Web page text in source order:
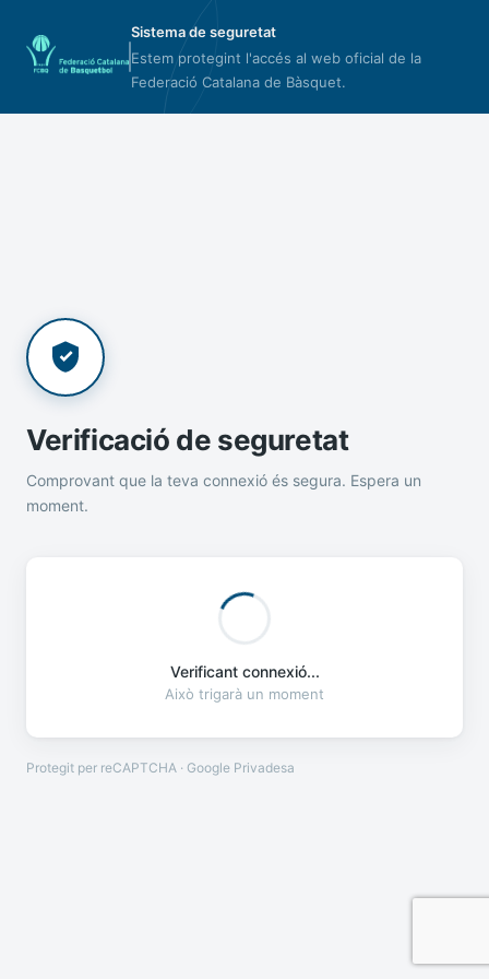
Sistema de seguretat
Estem protegint l'accés al web oficial de la
Federació Catalana de Bàsquet.
Verificació de seguretat
Comprovant que la teva connexió és segura. Espera un
moment.
Verificant connexió...
Això trigarà un moment
Protegit per reCAPTCHA · Google Privadesa